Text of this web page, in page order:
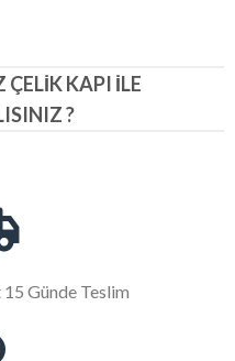
ÇELIK KAPI İLE
?
Günde Teslim